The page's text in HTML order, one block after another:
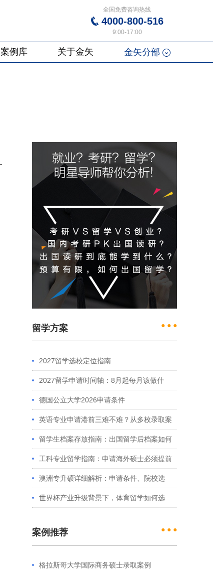
全国免费咨询热线
4000-800-516
9:00-17:00
案例库 关于金矢 金矢分部
留学方案 ● ● ●
2027留学选校定位指南
2027留学申请时间轴：8月起每月该做什
么？英、美、澳、港申请全攻略
德国公立大学2026申请条件
英语专业申请港前三难不难？从多枚录取案
例看港大、港中文申请要求
留学生档案存放指南：出国留学后档案如何
处理？留学服务中心常见问题解答
工科专业留学指南：申请海外硕士必须提前
准备的4件事
澳洲专升硕详细解析：申请条件、院校选
择、学制费用全介绍
世界杯产业升级背景下，体育留学如何选
案例推荐 ● ● ●
格拉斯哥大学国际商务硕士录取案例